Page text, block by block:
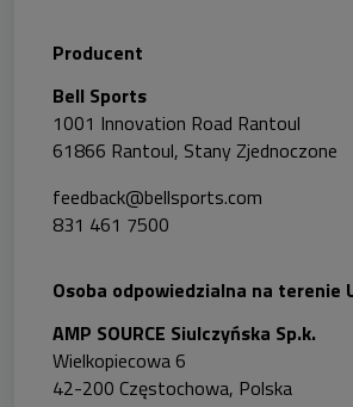
Producent
Bell Sports
1001 Innovation Road Rantoul
61866 Rantoul, Stany Zjednoczone
feedback@bellsports.com
831 461 7500
Osoba odpowiedzialna na terenie
AMP SOURCE Siulczyńska Sp.k.
Wielkopiecowa 6
42-200 Częstochowa, Polska